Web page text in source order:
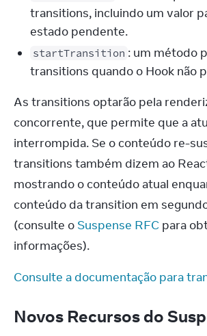
transitions, incluindo um valor
estado pendente.
startTransition : um método
transitions quando o Hook não
As transitions optarão pela
concorrente, que permite que a
interrompida. Se o conteúdo re-
transitions também dizem ao
mostrando o conteúdo atual
conteúdo da transition em
(consulte o Suspense RFC para
informações).
Consulte a documentação para
Novos Recursos do